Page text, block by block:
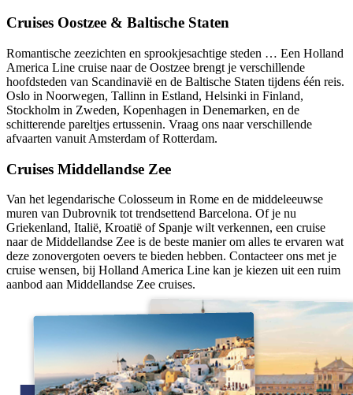
Cruises Oostzee & Baltische Staten
Romantische zeezichten en sprookjesachtige steden … Een Holland
America Line cruise naar de Oostzee brengt je verschillende
hoofdsteden van Scandinavië en de Baltische Staten tijdens één reis.
Oslo in Noorwegen, Tallinn in Estland, Helsinki in Finland,
Stockholm in Zweden, Kopenhagen in Denemarken, en de
schitterende pareltjes ertussenin. Vraag ons naar verschillende
afvaarten vanuit Amsterdam of Rotterdam.
Cruises Middellandse Zee
Van het legendarische Colosseum in Rome en de middeleeuwse
muren van Dubrovnik tot trendsettend Barcelona. Of je nu
Griekenland, Italië, Kroatië of Spanje wilt verkennen, een cruise
naar de Middellandse Zee is de beste manier om alles te ervaren wat
deze zonovergoten oevers te bieden hebben. Contacteer ons met je
cruise wensen, bij Holland America Line kan je kiezen uit een ruim
aanbod aan Middellandse Zee cruises.